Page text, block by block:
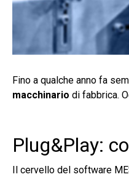
Fino a qualche anno fa
macchinario di fabbrica.
Plug&Play:
Il cervello del software